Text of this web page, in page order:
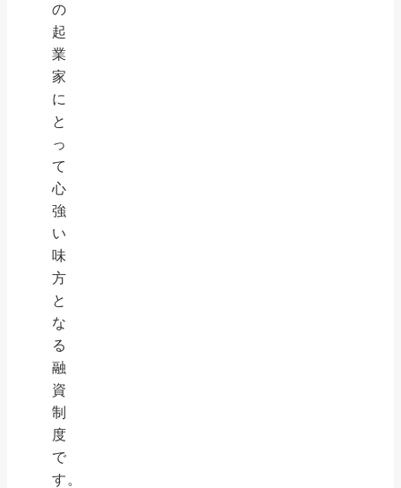
の
起
業
家
に
と
っ
て
心
強
い
味
方
と
な
る
融
資
制
度
で
す。